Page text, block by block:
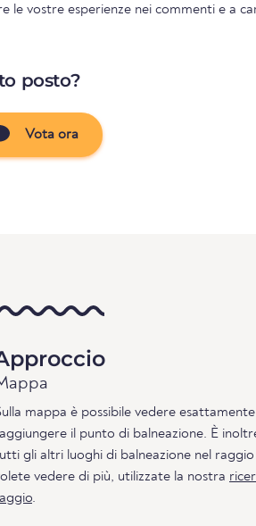
le vostre esperienze nei commenti e a
posto?
Vota ora
mappa è possibile vedere
il punto di balneazione. È
gli altri luoghi di balneazione nel raggio
vedere di più, utilizzate la nostra
.